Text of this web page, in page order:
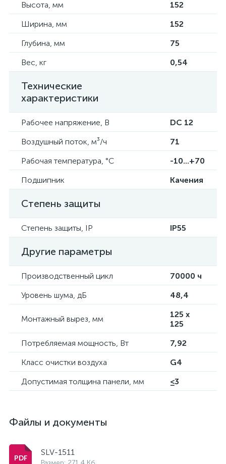
Высота, мм
152
Ширина, мм
152
Глубина, мм
75
Вес, кг
0,54
Технические
характеристики
Рабочее напряжение, В
DC 12
Воздушный поток, м³/ч
71
Рабочая температура, °C
-10...+70
Подшипник
Качения
Степень защиты
Степень защиты, IP IP55
Другие параметры
Производственный цикл
70000 ч
Уровень шума, дБ
48,4
Монтажный вырез, мм
125 x
125
Потребляемая мощность, Вт
7,92
Класс очистки воздуха
G4
Допустимая толщина панели, мм
≤3
Файлы и документы
SLV-1511